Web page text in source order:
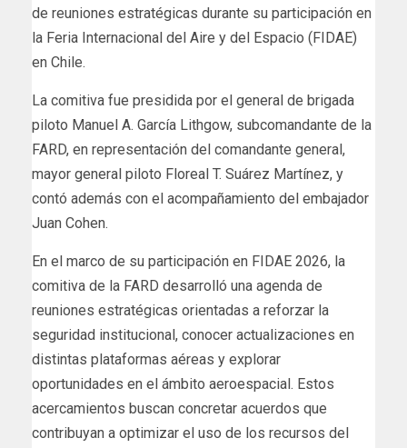
de reuniones estratégicas durante su participación en
la Feria Internacional del Aire y del Espacio (FIDAE)
en Chile.
La comitiva fue presidida por el general de brigada
piloto Manuel A. García Lithgow, subcomandante de la
FARD, en representación del comandante general,
mayor general piloto Floreal T. Suárez Martínez, y
contó además con el acompañamiento del embajador
Juan Cohen.
En el marco de su participación en FIDAE 2026, la
comitiva de la FARD desarrolló una agenda de
reuniones estratégicas orientadas a reforzar la
seguridad institucional, conocer actualizaciones en
distintas plataformas aéreas y explorar
oportunidades en el ámbito aeroespacial. Estos
acercamientos buscan concretar acuerdos que
contribuyan a optimizar el uso de los recursos del